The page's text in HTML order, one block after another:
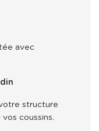
avec
structure
coussins.